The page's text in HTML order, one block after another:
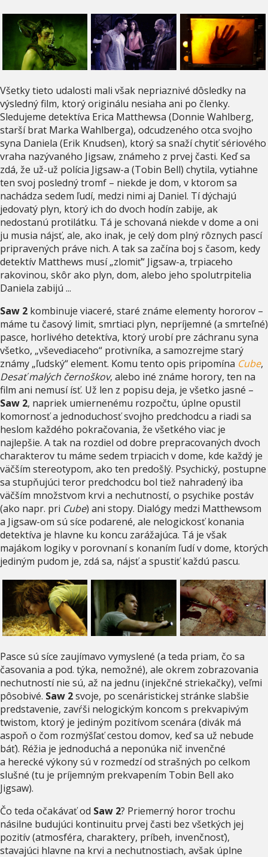
Všetky tieto udalosti mali však nepriaznivé dôsledky na
výsledný film, ktorý originálu nesiaha ani po členky.
Sledujeme detektíva Erica Matthewsa (Donnie Wahlberg,
starší brat Marka Wahlberga), odcudzeného otca svojho
syna Daniela (Erik Knudsen), ktorý sa snaží chytiť sériového
vraha nazývaného Jigsaw, známeho z prvej časti. Keď sa
zdá, že už-už polícia Jigsaw-a (Tobin Bell) chytila, vytiahne
ten svoj posledný tromf – niekde je dom, v ktorom sa
nachádza sedem ľudí, medzi nimi aj Daniel. Tí dýchajú
jedovatý plyn, ktorý ich do dvoch hodín zabije, ak
nedostanú protilátku. Tá je schovaná niekde v dome a oni
ju musia nájsť, ale, ako inak, je celý dom plný rôznych pascí
pripravených práve nich. A tak sa začína boj s časom, kedy
detektív Matthews musí „zlomiť“ Jigsaw-a, trpiaceho
rakovinou, skôr ako plyn, dom, alebo jeho spolutrpitelia
Daniela zabijú ...
Saw 2 kombinuje viaceré, staré známe elementy hororov –
máme tu časový limit, smrtiaci plyn, nepríjemné (a smrteľné)
pasce, horlivého detektíva, ktorý urobí pre záchranu syna
všetko, „vševediaceho“ protivníka, a samozrejme starý
známy „ľudský“ element. Komu tento opis pripomína Cube,
Desať malých černoškov, alebo iné známe horory, ten na
film ani nemusí ísť. Už len z popisu deja, je všetko jasné –
Saw 2, napriek umiernenému rozpočtu, úplne opustil
komornosť a jednoduchosť svojho predchodcu a riadi sa
heslom každého pokračovania, že všetkého viac je
najlepšie. A tak na rozdiel od dobre prepracovaných dvoch
charakterov tu máme sedem trpiacich v dome, kde každý je
väčším stereotypom, ako ten predošlý. Psychický, postupne
sa stupňujúci teror predchodcu bol tiež nahradený iba
väčším množstvom krvi a nechutností, o psychike postáv
(ako napr. pri Cube) ani stopy. Dialógy medzi Matthewsom
a Jigsaw-om sú síce podarené, ale nelogickosť konania
detektíva je hlavne ku koncu zarážajúca. Tá je však
majákom logiky v porovnaní s konaním ľudí v dome, ktorých
jediným pudom je, zdá sa, nájsť a spustiť každú pascu.
Pasce sú síce zaujímavo vymyslené (a teda priam, čo sa
časovania a pod. týka, nemožné), ale okrem zobrazovania
nechutností nie sú, až na jednu (injekčné striekačky), veľmi
pôsobivé. Saw 2svoje, po scenáristickej stránke slabšie
predstavenie, zavŕši nelogickým koncom s prekvapivým
twistom, ktorý je jediným pozitívom scenára (divák má
aspoň o čom rozmýšľať cestou domov, keď sa už nebude
báť). Réžia je jednoduchá a neponúka nič invenčné
a herecké výkony sú v rozmedzí od strašných po celkom
slušné (tu je príjemným prekvapením Tobin Bell ako
Jigsaw).
Čo teda očakávať od Saw 2? Priemerný horor trochu
násilne budujúci kontinuitu prvej časti bez všetkých jej
pozitív (atmosféra, charaktery, príbeh, invenčnosť),
stavajúci hlavne na krvi a nechutnostiach, avšak úplne